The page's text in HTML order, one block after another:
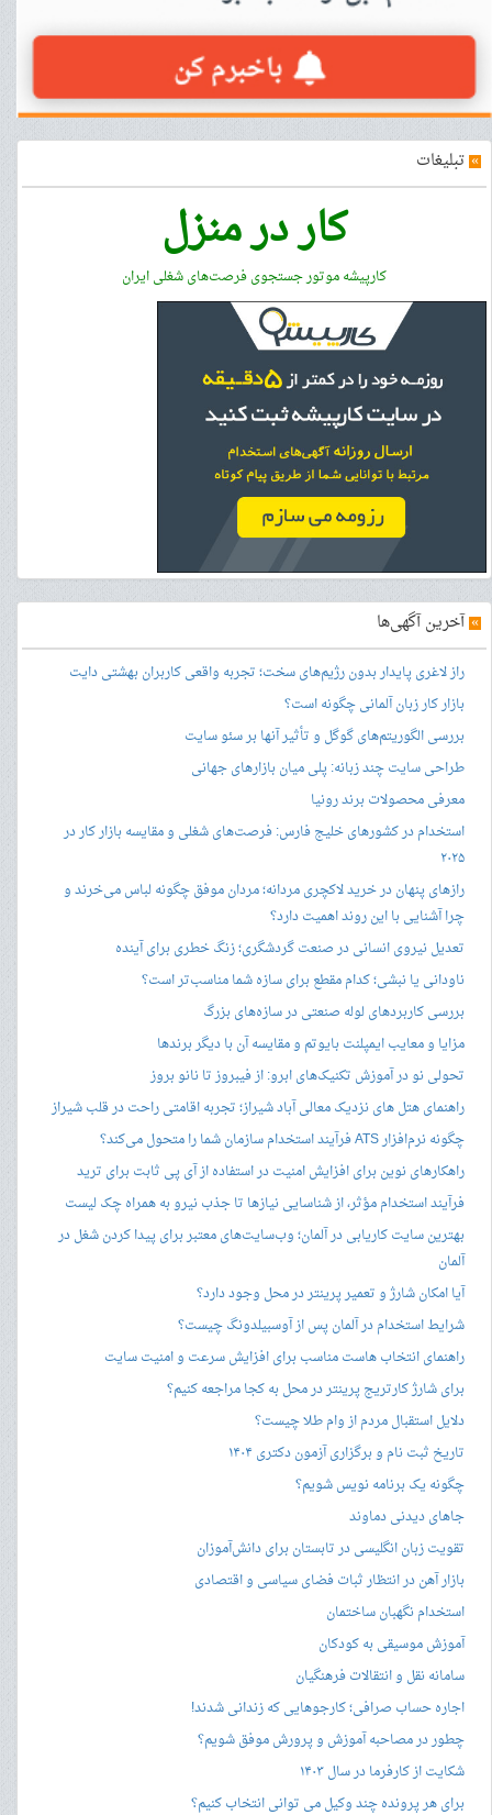
» تبلیغات
کار در منزل
کارپیشه موتور جستجوی فرصت‌های شغلی ایران
»آخرین آگهی‌ها
راز لاغری پایدار بدون رژیم‌های سخت؛ تجربه واقعی کاربران بهشتی دایت
بازار کار زبان آلمانی چگونه است؟
بررسی الگوریتم‌های گوگل و تأثیر آنها بر سئو سایت
طراحی سایت چند زبانه: پلی میان بازارهای جهانی
معرفی محصولات برند رونیا
استخدام در کشورهای خلیج فارس: فرصت‌های شغلی و مقایسه بازار کار در
۲۰۲۵
رازهای پنهان در خرید لاکچری مردانه؛ مردان موفق چگونه لباس می‌خرند و
چرا آشنایی با این روند اهمیت دارد؟
تعدیل نیروی انسانی در صنعت گردشگری؛ زنگ خطری برای آینده
ناودانی یا نبشی؛ کدام مقطع برای سازه شما مناسب‌تر است؟
بررسی کاربردهای لوله صنعتی در سازه‌های بزرگ
مزایا و معایب ایمپلنت بایوتم و مقایسه آن با دیگر برندها
تحولی نو در آموزش تکنیک‌های ابرو: از فیبروز تا نانو بروز
راهنمای هتل های نزدیک معالی آباد شیراز؛ تجربه اقامتی راحت در قلب شیراز
چگونه نرم‌افزار ATS فرآیند استخدام سازمان شما را متحول می‌کند؟
راهکارهای نوین برای افزایش امنیت در استفاده از آی پی ثابت برای ترید
فرآیند استخدام مؤثر، از شناسایی نیازها تا جذب نیرو به همراه چک لیست
بهترین سایت کاریابی در آلمان؛ وب‌سایت‌های معتبر برای پیدا کردن شغل در
آلمان
آیا امکان شارژ و تعمیر پرینتر در محل وجود دارد؟
شرایط استخدام در آلمان پس از آوسبیلدونگ چیست؟
راهنمای انتخاب هاست مناسب برای افزایش سرعت و امنیت سایت
برای شارژ کارتریج پرینتر در محل به کجا مراجعه کنیم؟
دلایل استقبال مردم از وام طلا چیست؟
تاریخ ثبت نام و برگزاری آزمون دکتری ۱۴۰۴
چگونه یک برنامه نویس شویم؟
جاهای دیدنی دماوند
تقویت زبان انگلیسی در تابستان برای دانش‌آموزان
بازار آهن در انتظار ثبات فضای سیاسی و اقتصادی
استخدام نگهبان ساختمان
آموزش موسیقی به کودکان
سامانه نقل و انتقالات فرهنگیان
اجاره حساب صرافی؛ کارجوهایی که زندانی شدند!
چطور در مصاحبه‌ آموزش و پرورش موفق شویم؟
شکایت از کارفرما در سال ۱۴۰۳
برای هر پرونده چند وکیل می توانی انتخاب کنیم؟